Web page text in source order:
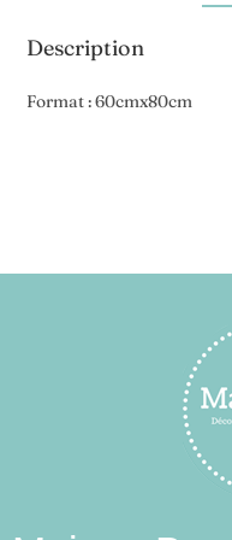
Description
Format : 60cmx80cm